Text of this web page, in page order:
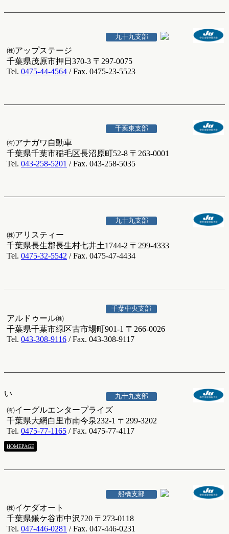
九十九支部
㈱アップステージ
千葉県茂原市押日370-3 〒297-0075
Tel. 0475-44-4564 / Fax. 0475-23-5523
千葉東支部
㈲アナガワ自動車
千葉県千葉市稲毛区長沼原町52-8 〒263-0001
Tel. 043-258-5201 / Fax. 043-258-5035
九十九支部
㈱アリスティー
千葉県長生郡長生村七井土1744-2 〒299-4333
Tel. 0475-32-5542 / Fax. 0475-47-4434
千葉中央支部
アルドゥール㈱
千葉県千葉市緑区古市場町901-1 〒266-0026
Tel. 043-308-9116 / Fax. 043-308-9117
い 九十九支部
㈲イーグルエンタープライズ
千葉県大網白里市南今泉232-1 〒299-3202
Tel. 0475-77-1165 / Fax. 0475-77-4117
HOMEPAGE
船橋支部
㈱イケダオート
千葉県鎌ケ谷市中沢720 〒273-0118
Tel. 047-446-0281 / Fax. 047-446-0231